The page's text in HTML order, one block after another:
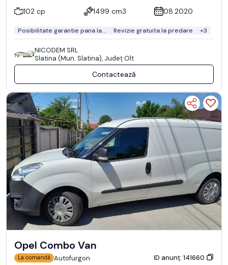
102 cp
1499 cm3 08.2020
Posibilitate garantie pana la... Revizie gratuita la predare +3
NICODEM SRL
Slatina (Mun. Slatina), Județ Olt
Contactează
Opel Combo Van
La comandă Autofurgon ID anunț: 141660